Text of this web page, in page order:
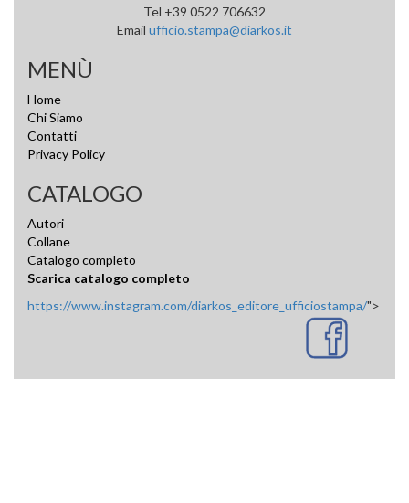
Tel +39 0522 706632
Email ufficio.stampa@diarkos.it
MENÙ
Home
Chi Siamo
Contatti
Privacy Policy
CATALOGO
Autori
Collane
Catalogo completo
Scarica catalogo completo
https://www.instagram.com/diarkos_editore_ufficiostampa/">